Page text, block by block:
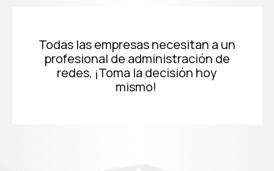
Todas las empresas necesitan a un
profesional de administración de
redes, ¡Toma la decisión hoy
mismo!